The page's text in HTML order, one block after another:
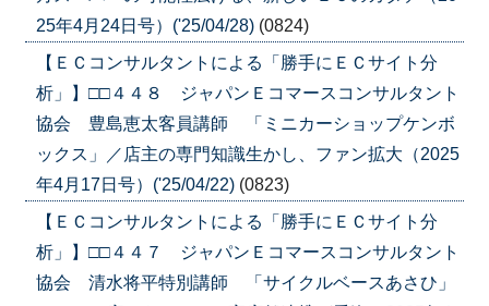
25年4月24日号）('25/04/28) (0824)
【ＥＣコンサルタントによる「勝手にＥＣサイト分
析」】□□４４８ ジャパンＥコマースコンサルタント
協会 豊島恵太客員講師 「ミニカーショップケンボ
ックス」／店主の専門知識生かし、ファン拡大（2025
年4月17日号）('25/04/22) (0823)
【ＥＣコンサルタントによる「勝手にＥＣサイト分
析」】□□４４７ ジャパンＥコマースコンサルタント
協会 清水将平特別講師 「サイクルベースあさひ」